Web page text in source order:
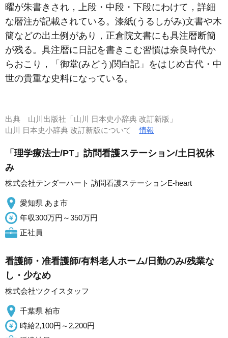
曜が朱書きされ，上段・中段・下段にわけて，詳細
な暦注が記載されている。漆紙(うるしがみ)文書や木
簡などの出土例があり，正倉院文書にも具注暦断簡
が残る。具注暦に日記を書きこむ習慣は奈良時代か
らおこり，「御堂(みどう)関白記」をはじめ古代・中
世の貴重な史料になっている。
出典 山川出版社「山川 日本史小辞典 改訂新版」
山川 日本史小辞典 改訂新版について情報
「理学療法士/PT」訪問看護ステーション/土日祝休
み
株式会社テンダーハート 訪問看護ステーションE-heart
愛知県 あま市
年収300万円～350万円
正社員
看護師・准看護師/有料老人ホーム/日勤のみ/残業な
し・少なめ
株式会社ツクイスタッフ
千葉県 柏市
時給2,100円～2,200円